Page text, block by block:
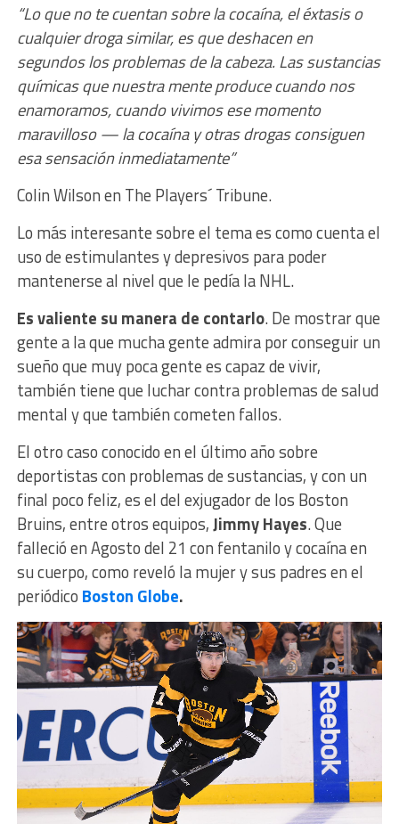
“Lo que no te cuentan sobre la cocaína, el éxtasis o
cualquier droga similar, es que deshacen en
segundos los problemas de la cabeza. Las sustancias
químicas que nuestra mente produce cuando nos
enamoramos, cuando vivimos ese momento
maravilloso — la cocaína y otras drogas consiguen
esa sensación inmediatamente”
Colin Wilson en The Players´ Tribune.
Lo más interesante sobre el tema es como cuenta el
uso de estimulantes y depresivos para poder
mantenerse al nivel que le pedía la NHL.
Es valiente su manera de contarlo. De mostrar que
gente a la que mucha gente admira por conseguir un
sueño que muy poca gente es capaz de vivir,
también tiene que luchar contra problemas de salud
mental y que también cometen fallos.
El otro caso conocido en el último año sobre
deportistas con problemas de sustancias, y con un
final poco feliz, es el del exjugador de los Boston
Bruins, entre otros equipos,Jimmy Hayes. Que
falleció en Agosto del 21 con fentanilo y cocaína en
su cuerpo, como reveló la mujer y sus padres en el
periódico Boston Globe.